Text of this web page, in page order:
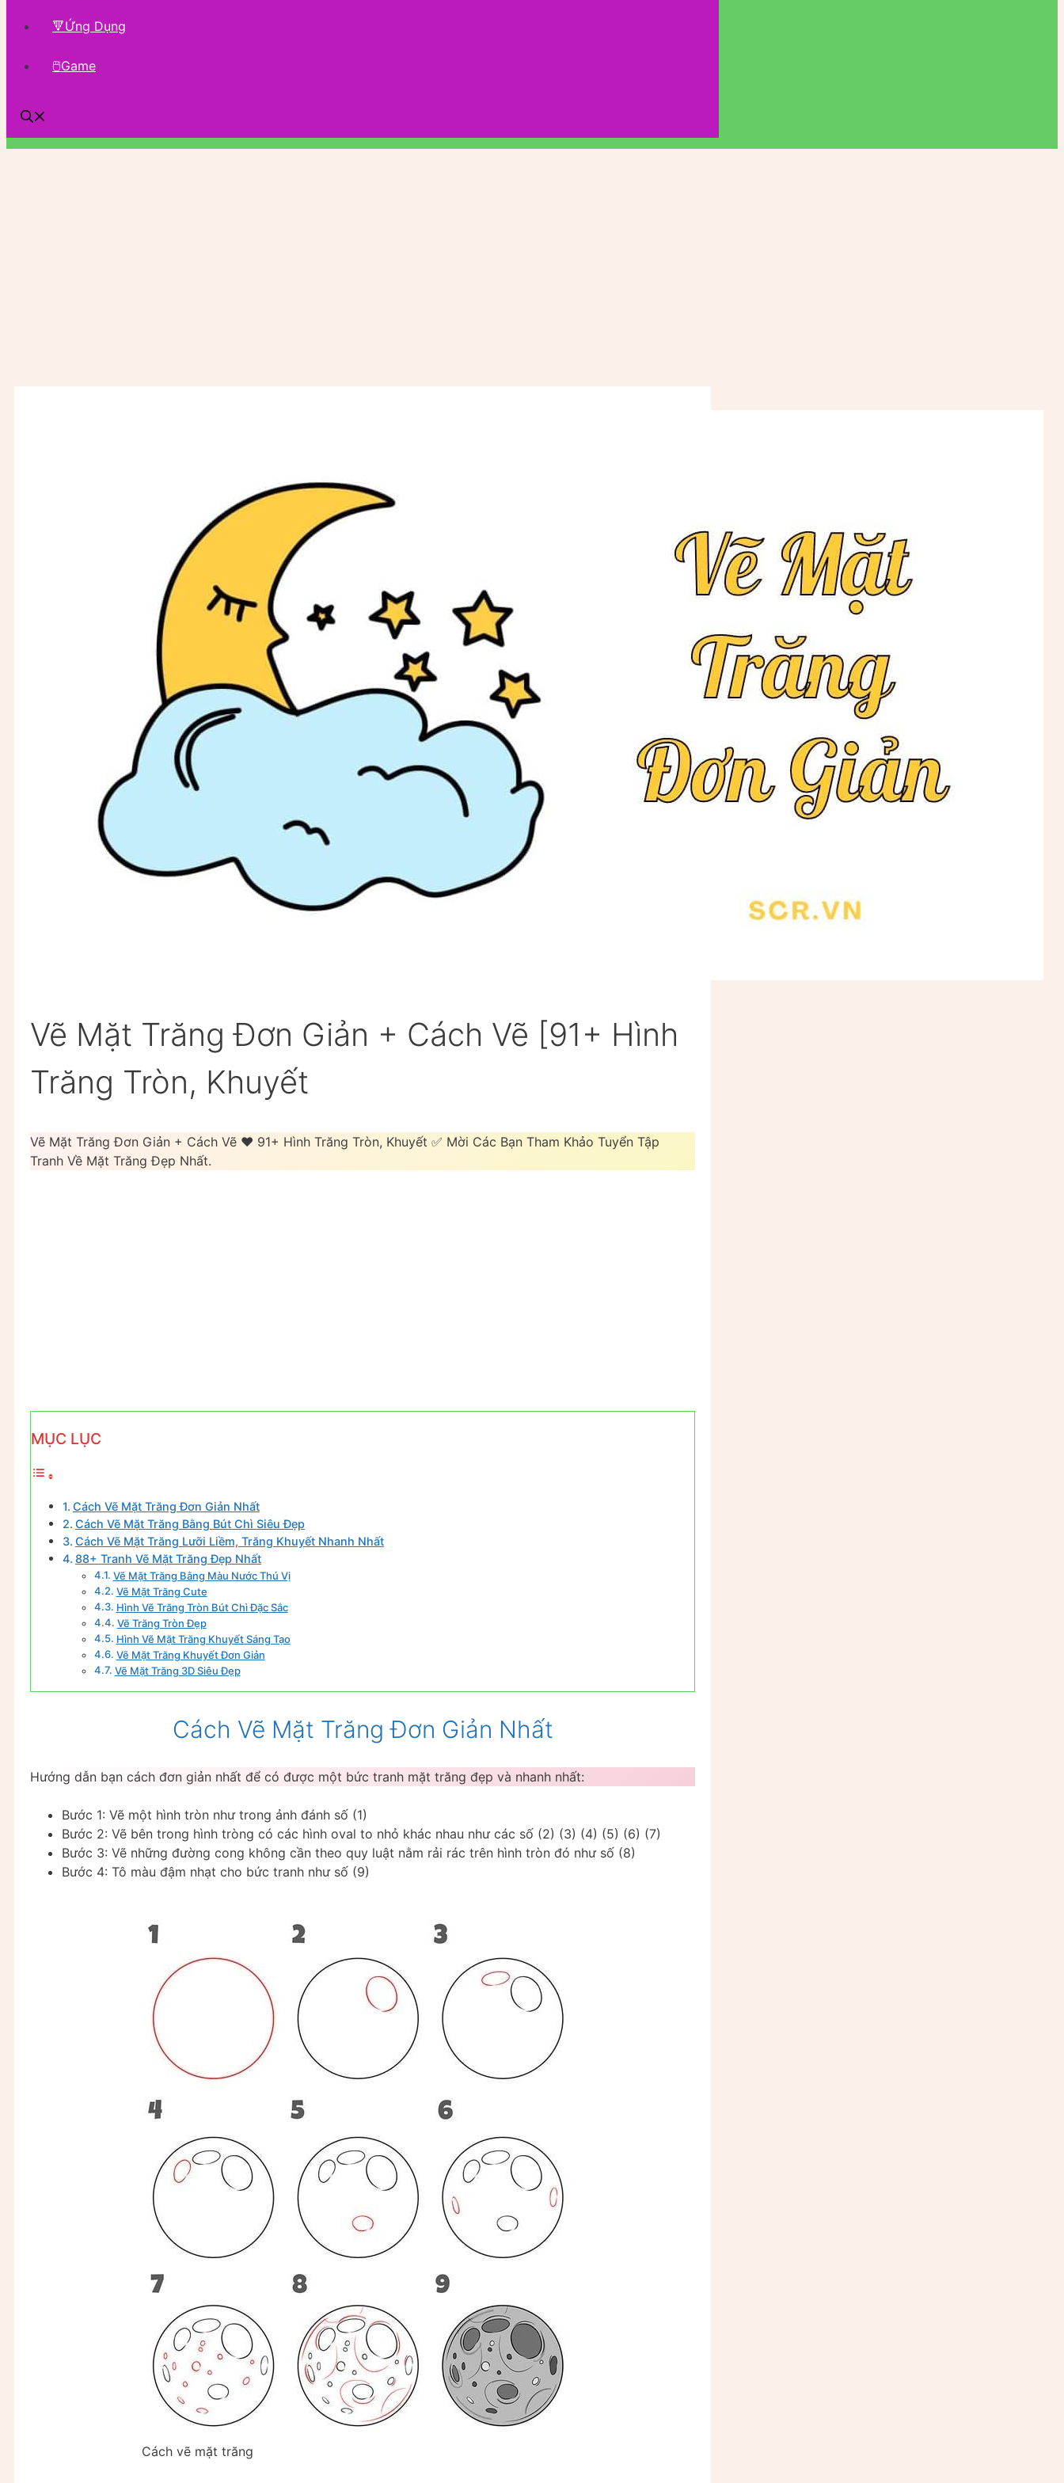
🔻Ứng Dụng
🖱Game
Vẽ Mặt Trăng Đơn Giản + Cách Vẽ [91+ Hình
Trăng Tròn, Khuyết
Vẽ Mặt Trăng Đơn Giản + Cách Vẽ ❤️ 91+ Hình Trăng Tròn, Khuyết ✅ Mời Các Bạn Tham Khảo Tuyển Tập
Tranh Về Mặt Trăng Đẹp Nhất.
MỤC LỤC
Cách Vẽ Mặt Trăng Đơn Giản Nhất
Cách Vẽ Mặt Trăng Bằng Bút Chì Siêu Đẹp
Cách Vẽ Mặt Trăng Lưỡi Liềm, Trăng Khuyết Nhanh Nhất
88+ Tranh Vẽ Mặt Trăng Đẹp Nhất
Vẽ Mặt Trăng Bằng Màu Nước Thú Vị
Vẽ Mặt Trăng Cute
Hình Vẽ Trăng Tròn Bút Chì Đặc Sắc
Vẽ Trăng Tròn Đẹp
Hình Vẽ Mặt Trăng Khuyết Sáng Tạo
Vẽ Mặt Trăng Khuyết Đơn Giản
Vẽ Mặt Trăng 3D Siêu Đẹp
Cách Vẽ Mặt Trăng Đơn Giản Nhất
Hướng dẫn bạn cách đơn giản nhất để có được một bức tranh mặt trăng đẹp và nhanh nhất:
Bước 1: Vẽ một hình tròn như trong ảnh đánh số (1)
Bước 2: Vẽ bên trong hình tròng có các hình oval to nhỏ khác nhau như các số (2) (3) (4) (5) (6) (7)
Bước 3: Vẽ những đường cong không cần theo quy luật nằm rải rác trên hình tròn đó như số (8)
Bước 4: Tô màu đậm nhạt cho bức tranh như số (9)
Cách vẽ mặt trăng